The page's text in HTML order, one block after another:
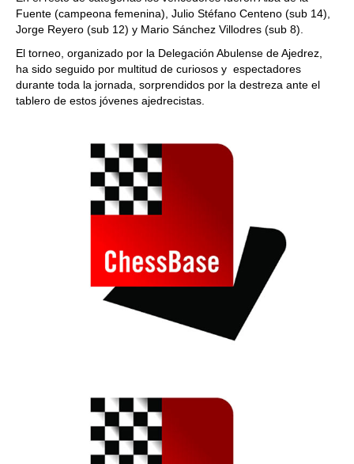
Fuente (campeona femenina), Julio Stéfano Centeno (sub 14),
Jorge Reyero (sub 12) y Mario Sánchez Villodres (sub 8).
El torneo, organizado por la Delegación Abulense de Ajedrez,
ha sido seguido por multitud de curiosos y espectadores
durante toda la jornada, sorprendidos por la destreza ante el
tablero de estos jóvenes ajedrecistas.